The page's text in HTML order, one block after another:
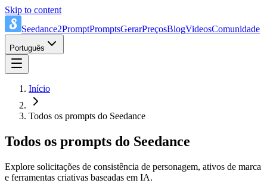
Skip to content
Seedance2PromptPromptsGerarPreçosBlogVideosComunidade
Português
Início
Todos os prompts do Seedance
Todos os prompts do Seedance
Explore solicitações de consistência de personagem, ativos de marca
e ferramentas criativas baseadas em IA.